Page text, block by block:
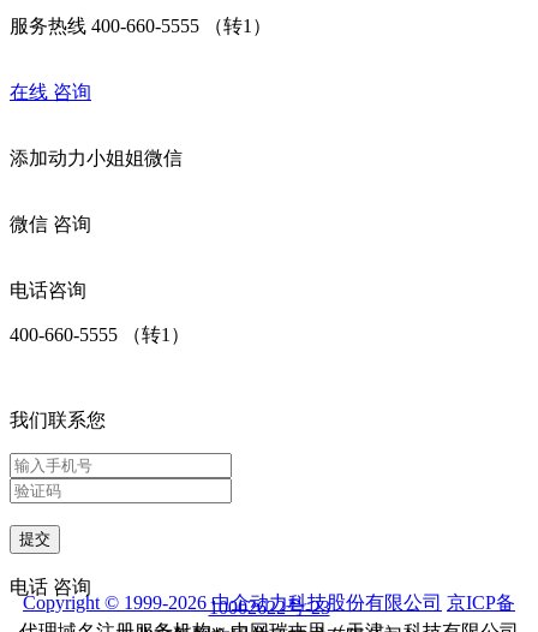
服务热线 400-660-5555 （转1）
在线 咨询
添加动力小姐姐微信
微信 咨询
电话咨询
400-660-5555 （转1）
我们联系您
提交
电话 咨询
Copyright © 1999-2026 中企动力科技股份有限公司 京ICP备
10002622号-23